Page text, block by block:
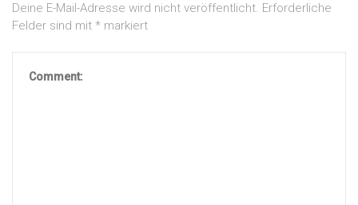
Deine E-Mail-Adresse wird nicht veröffentlicht. Erforderliche
Felder sind mit * markiert